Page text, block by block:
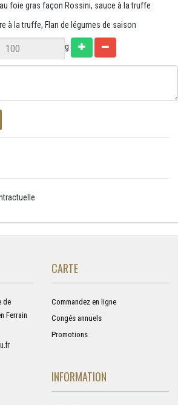
foie gras façon Rossini, sauce à la truffe
à la truffe, Flan de légumes de saison
g
de
Ferrain
CARTE
Commandez en ligne
Congés annuels
Promotions
INFORMATION